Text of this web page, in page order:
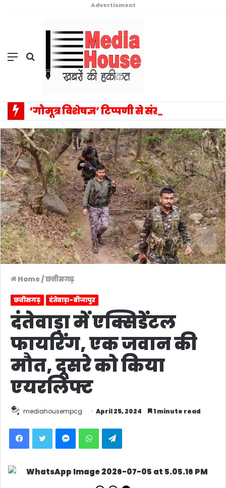
Advertisment
Menu Search
for
Home/छत्तीसगढ़
छत्तीसगढ़ दंतेवाड़ा-बीजापुर
दंतेवाड़ा में एक्सिडेंटल
फायरिंग, एक जवान की
मौत, दूसरे को किया
एयरलिफ्ट
mediahousempcg April 25, 2024 1 minute read
Facebook Twitter Messenger WhatsApp